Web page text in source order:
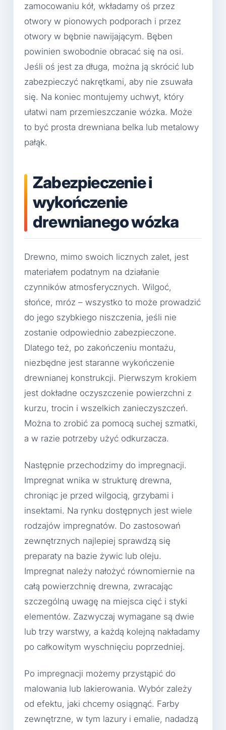
zamocowaniu kół, wkładamy oś przez
otwory w pionowych podporach i przez
otwory w bębnie nawijającym. Bęben
powinien swobodnie obracać się na osi.
Jeśli oś jest za długa, można ją skrócić lub
zabezpieczyć nakrętkami, aby nie zsuwała
się. Na koniec montujemy uchwyt, który
ułatwi nam przemieszczanie wózka. Może
to być prosta drewniana belka lub metalowy
pałąk.
Zabezpieczenie i
wykończenie
drewnianego wózka
Drewno, mimo swoich licznych zalet, jest
materiałem podatnym na działanie
czynników atmosferycznych. Wilgoć,
słońce, mróz – wszystko to może prowadzić
do jego szybkiego niszczenia, jeśli nie
zostanie odpowiednio zabezpieczone.
Dlatego też, po zakończeniu montażu,
niezbędne jest staranne wykończenie
drewnianej konstrukcji. Pierwszym krokiem
jest dokładne oczyszczenie powierzchni z
kurzu, trocin i wszelkich zanieczyszczeń.
Można to zrobić za pomocą suchej szmatki,
a w razie potrzeby użyć odkurzacza.
Następnie przechodzimy do impregnacji.
Impregnat wnika w strukturę drewna,
chroniąc je przed wilgocią, grzybami i
insektami. Na rynku dostępnych jest wiele
rodzajów impregnatów. Do zastosowań
zewnętrznych najlepiej sprawdzą się
preparaty na bazie żywic lub oleju.
Impregnat należy nałożyć równomiernie na
całą powierzchnię drewna, zwracając
szczególną uwagę na miejsca cięć i styki
elementów. Zazwyczaj wymagane są dwie
lub trzy warstwy, a każdą kolejną nakładamy
po całkowitym wyschnięciu poprzedniej.
Po impregnacji możemy przystąpić do
malowania lub lakierowania. Wybór zależy
od efektu, jaki chcemy osiągnąć. Farby
zewnętrzne, w tym lazury i emalie, nadadzą